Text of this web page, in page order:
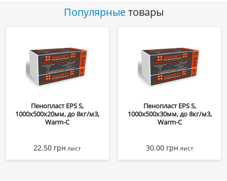
Популярныетовары
Пенопласт EPS S,
1000х500х20мм, до 8кг/м3,
Warm-C
22.50 грн лист
Пенопласт EPS S,
1000х500х30мм, до 8кг/м3,
Warm-C
30.00 грн лист